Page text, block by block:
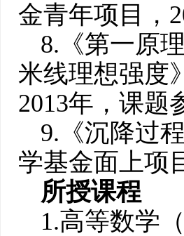
金青年项目，
8.《第一原
米线理想强度
2013年，课题
9.《沉降过
学基金面上项
所授课程
1.高等数学